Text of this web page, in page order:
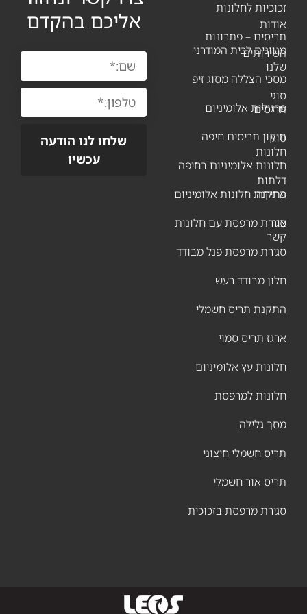
לחלונות
– פתרונות
לבית המודרני
הצללה מסוג זיפ
אלומיניום
תריסים חיפה
אלומיניום בחיפה
חלונות אלומיניום
מרפסת עם חלונות
מרפסת פנל מבודד
מבודד רעש
תריס חשמלי
תריס סמוי
עץ אלומיניום
למרפסת
גלילה
חשמלי חיצוני
אור חשמלי
מרפסת בזכוכית
אליכם בהקדם
שלחו לנו הודעה
עכשיו